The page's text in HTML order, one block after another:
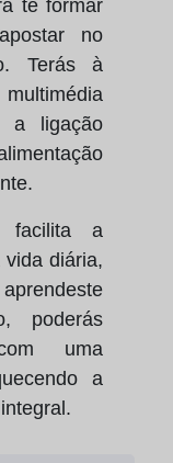
te formar
no
Terás à
a ligação
facilita a
diária,
poderás
uma
a